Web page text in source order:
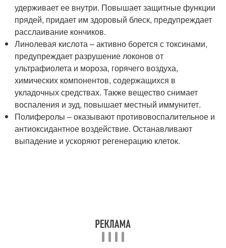
удерживает ее внутри. Повышает защитные функции
прядей, придает им здоровый блеск, предупреждает
расслаивание кончиков.
Линолевая кислота – активно борется с токсинами,
предупреждает разрушение локонов от
ультрафиолета и мороза, горячего воздуха,
химических компонентов, содержащихся в
укладочных средствах. Также вещество снимает
воспаления и зуд, повышает местный иммунитет.
Полиферолы – оказывают противовоспалительное и
антиоксидантное воздействие. Останавливают
выпадение и ускоряют регенерацию клеток.